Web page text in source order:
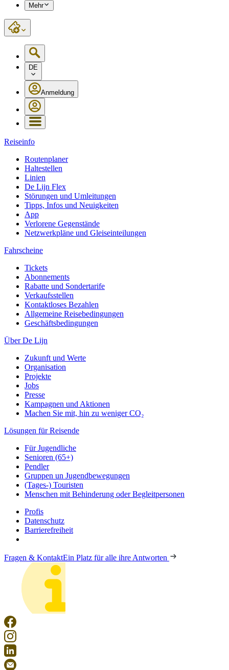
Mehr
DE
Anmeldung
Reiseinfo
Routenplaner
Haltestellen
Linien
De Lijn Flex
Störungen und Umleitungen
Tipps, Infos und Neuigkeiten
App
Verlorene Gegenstände
Netzwerkpläne und Gleiseinteilungen
Fahrscheine
Tickets
Abonnements
Rabatte und Sondertarife
Verkaufsstellen
Kontaktloses Bezahlen
Allgemeine Reisebedingungen
Geschäftsbedingungen
Über De Lijn
Zukunft und Werte
Organisation
Projekte
Jobs
Presse
Kampagnen und Aktionen
Machen Sie mit, hin zu weniger CO₂
Lösungen für Reisende
Für Jugendliche
Senioren (65+)
Pendler
Gruppen un Jugendbewegungen
(Tages-) Touristen
Menschen mit Behinderung oder Begleitpersonen
Profis
Datenschutz
Barrierefreiheit
Fragen & KontaktEin Platz für alle ihre Antworten